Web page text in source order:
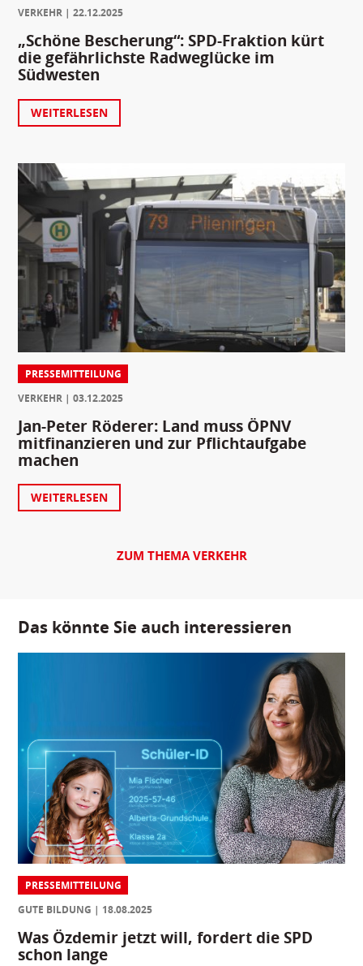
VERKEHR 22.12.2025
„Schöne Bescherung“: SPD-Fraktion kürt
die gefährlichste Radweglücke im
Südwesten
WEITERLESEN
PRESSEMITTEILUNG
VERKEHR
03.12.2025
Jan-Peter Röderer: Land muss ÖPNV
mitfinanzieren und zur Pflichtaufgabe
machen
WEITERLESEN
ZUM THEMA VERKEHR
Das könnte Sie auch interessieren
PRESSEMITTEILUNG
GUTE BILDUNG
18.08.2025
Was Özdemir jetzt will, fordert die SPD
schon lange